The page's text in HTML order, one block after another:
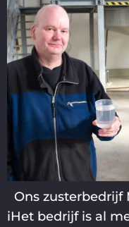
Ons zusterbedrijf
iHet bedrijf is al